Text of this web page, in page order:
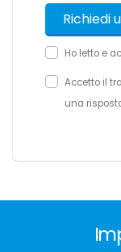
Ho letto e
Accetto il
una